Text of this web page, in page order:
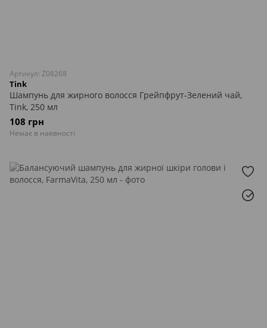
Артикул: Z08268
Tink
Шампунь для жирного волосся Грейпфрут-Зелений чай,
Tink, 250 мл
108 грн
Немає в наявності